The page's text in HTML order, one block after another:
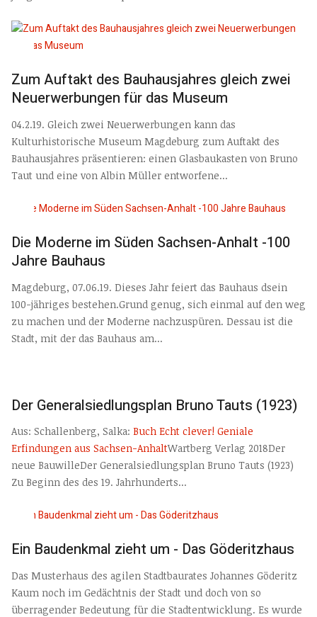
Zum Auftakt des Bauhausjahres gleich zwei
Neuerwerbungen für das Museum
04.2.19. Gleich zwei Neuerwerbungen kann das
Kulturhistorische Museum Magdeburg zum Auftakt des
Bauhausjahres präsentieren: einen Glasbaukasten von Bruno
Taut und eine von Albin Müller entworfene...
Die Moderne im Süden Sachsen-Anhalt -100
Jahre Bauhaus
Magdeburg, 07.06.19. Dieses Jahr feiert das Bauhaus dsein
100-jähriges bestehen.Grund genug, sich einmal auf den weg
zu machen und der Moderne nachzuspüren. Dessau ist die
Stadt, mit der das Bauhaus am...
Der Generalsiedlungsplan Bruno Tauts (1923)
Aus: Schallenberg, Salka: Buch Echt clever! Geniale
Erfindungen aus Sachsen-AnhaltWartberg Verlag 2018Der
neue BauwilleDer Generalsiedlungsplan Bruno Tauts (1923)
Zu Beginn des des 19. Jahrhunderts...
Ein Baudenkmal zieht um - Das Göderitzhaus
Das Musterhaus des agilen Stadtbaurates Johannes Göderitz
Kaum noch im Gedächtnis der Stadt und doch von so
überragender Bedeutung für die Stadtentwicklung. Es wurde